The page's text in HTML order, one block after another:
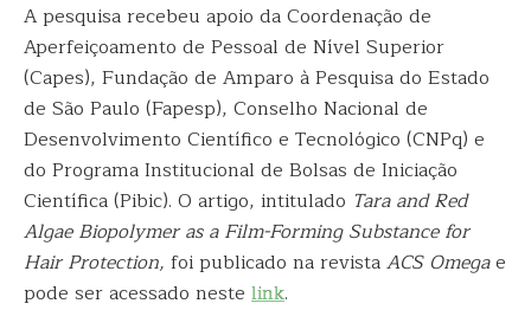
A pesquisa recebeu apoio da Coordenação de
Aperfeiçoamento de Pessoal de Nível Superior
(Capes), Fundação de Amparo à Pesquisa do Estado
de São Paulo (Fapesp), Conselho Nacional de
Desenvolvimento Científico e Tecnológico (CNPq) e
do Programa Institucional de Bolsas de Iniciação
Científica (Pibic). O artigo, intitulado Tara and Red
Algae Biopolymer as a Film-Forming Substance for
Hair Protection, foi publicado na revistaACS Omegae
pode ser acessado neste link.